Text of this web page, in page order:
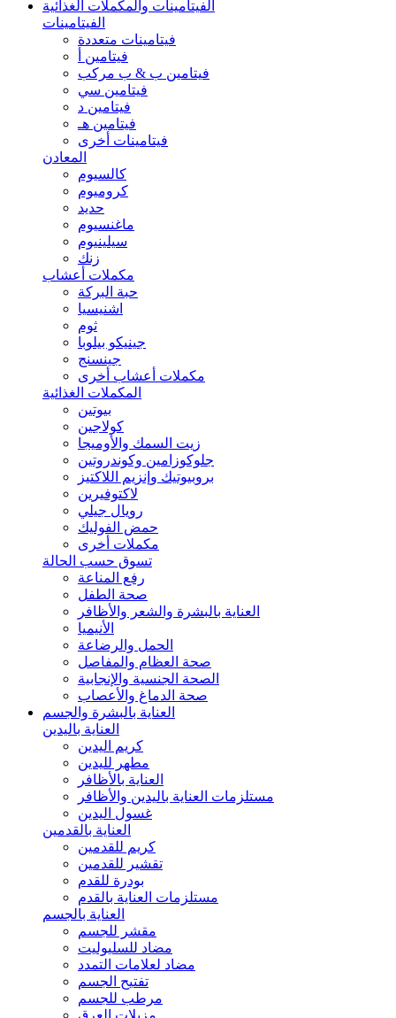
الفيتامينات والمكملات الغذائية
الفيتامينات
فيتامينات متعددة
فيتامين أ
فيتامين ب & ب مركب
فيتامين سي
فيتامين د
فيتامين هـ
فيتامينات أخرى
المعادن
كالسيوم
كروميوم
حديد
ماغنسيوم
سيلينيوم
زنك
مكملات أعشاب
حبة البركة
اشنيسيا
ثوم
جينيكو بيلوبا
جينسنج
مكملات أعشاب أخرى
المكملات الغذائية
بيوتين
كولاجين
زيت السمك والأوميجا
جلوكوزامين وكوندروتين
بروبيوتيك وإنزيم اللاكتيز
لاكتوفيرين
رويال جيلي
حمض الفوليك
مكملات أخرى
تسوق حسب الحالة
رفع المناعة
صحة الطفل
العناية بالبشرة والشعر والأظافر
الأنيميا
الحمل والرضاعة
صحة العظام والمفاصل
الصحة الجنسية والإنجابية
صحة الدماغ والأعصاب
العناية بالبشرة والجسم
العناية باليدين
كريم اليدين
مطهر لليدين
العناية بالأظافر
مستلزمات العناية باليدين والأظافر
غسول اليدين
العناية بالقدمين
كريم للقدمين
تقشير للقدمين
بودرة للقدم
مستلزمات العناية بالقدم
العناية بالجسم
مقشر للجسم
مضاد للسليوليت
مضاد لعلامات التمدد
تفتيح الجسم
مرطب للجسم
مزيلات العرق